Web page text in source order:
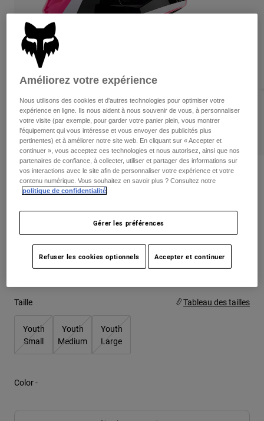
Pants
Goggles
Jackets & Hydration Vests
Base Layers
Gear Bags
Shorts
Pants
Gloves
Goggles
Base Layers
Replacement Parts
Shorts
Swim
Tout acheter
Womens
Hats
Shirts
Sweatshirts
Jackets
Tout acheter
Youth
Shirts
Tout acheter
Critiques
Youth V1 Nitro Helmet
Price reduced from
Taille Tableau des tailles
Youth
Small
Youth
Medium
Youth
Large
Color -
Améliorez votre expérience
Nous utilisons des cookies et d'autres technologies pour optimiser votre
expérience en ligne. Ils nous aident à nous souvenir de vous, à personnaliser
votre visite (par exemple, pour garder votre panier plein, vous montrer
l'équipement qui vous intéresse et vous envoyer des publicités plus
pertinentes) et à améliorer notre site web. En cliquant sur « Accepter et
continuer », vous acceptez ces technologies et nous autorisez, ainsi que nos
partenaires de confiance, à collecter, utiliser et partager des informations sur
vos interactions avec le site afin de personnaliser votre expérience et votre
contenu numérique. Vous souhaitez en savoir plus ? Consultez notre
politique de confidentialité
Gérer les préférences
Refuser les cookies optionnels Accepter et continuer